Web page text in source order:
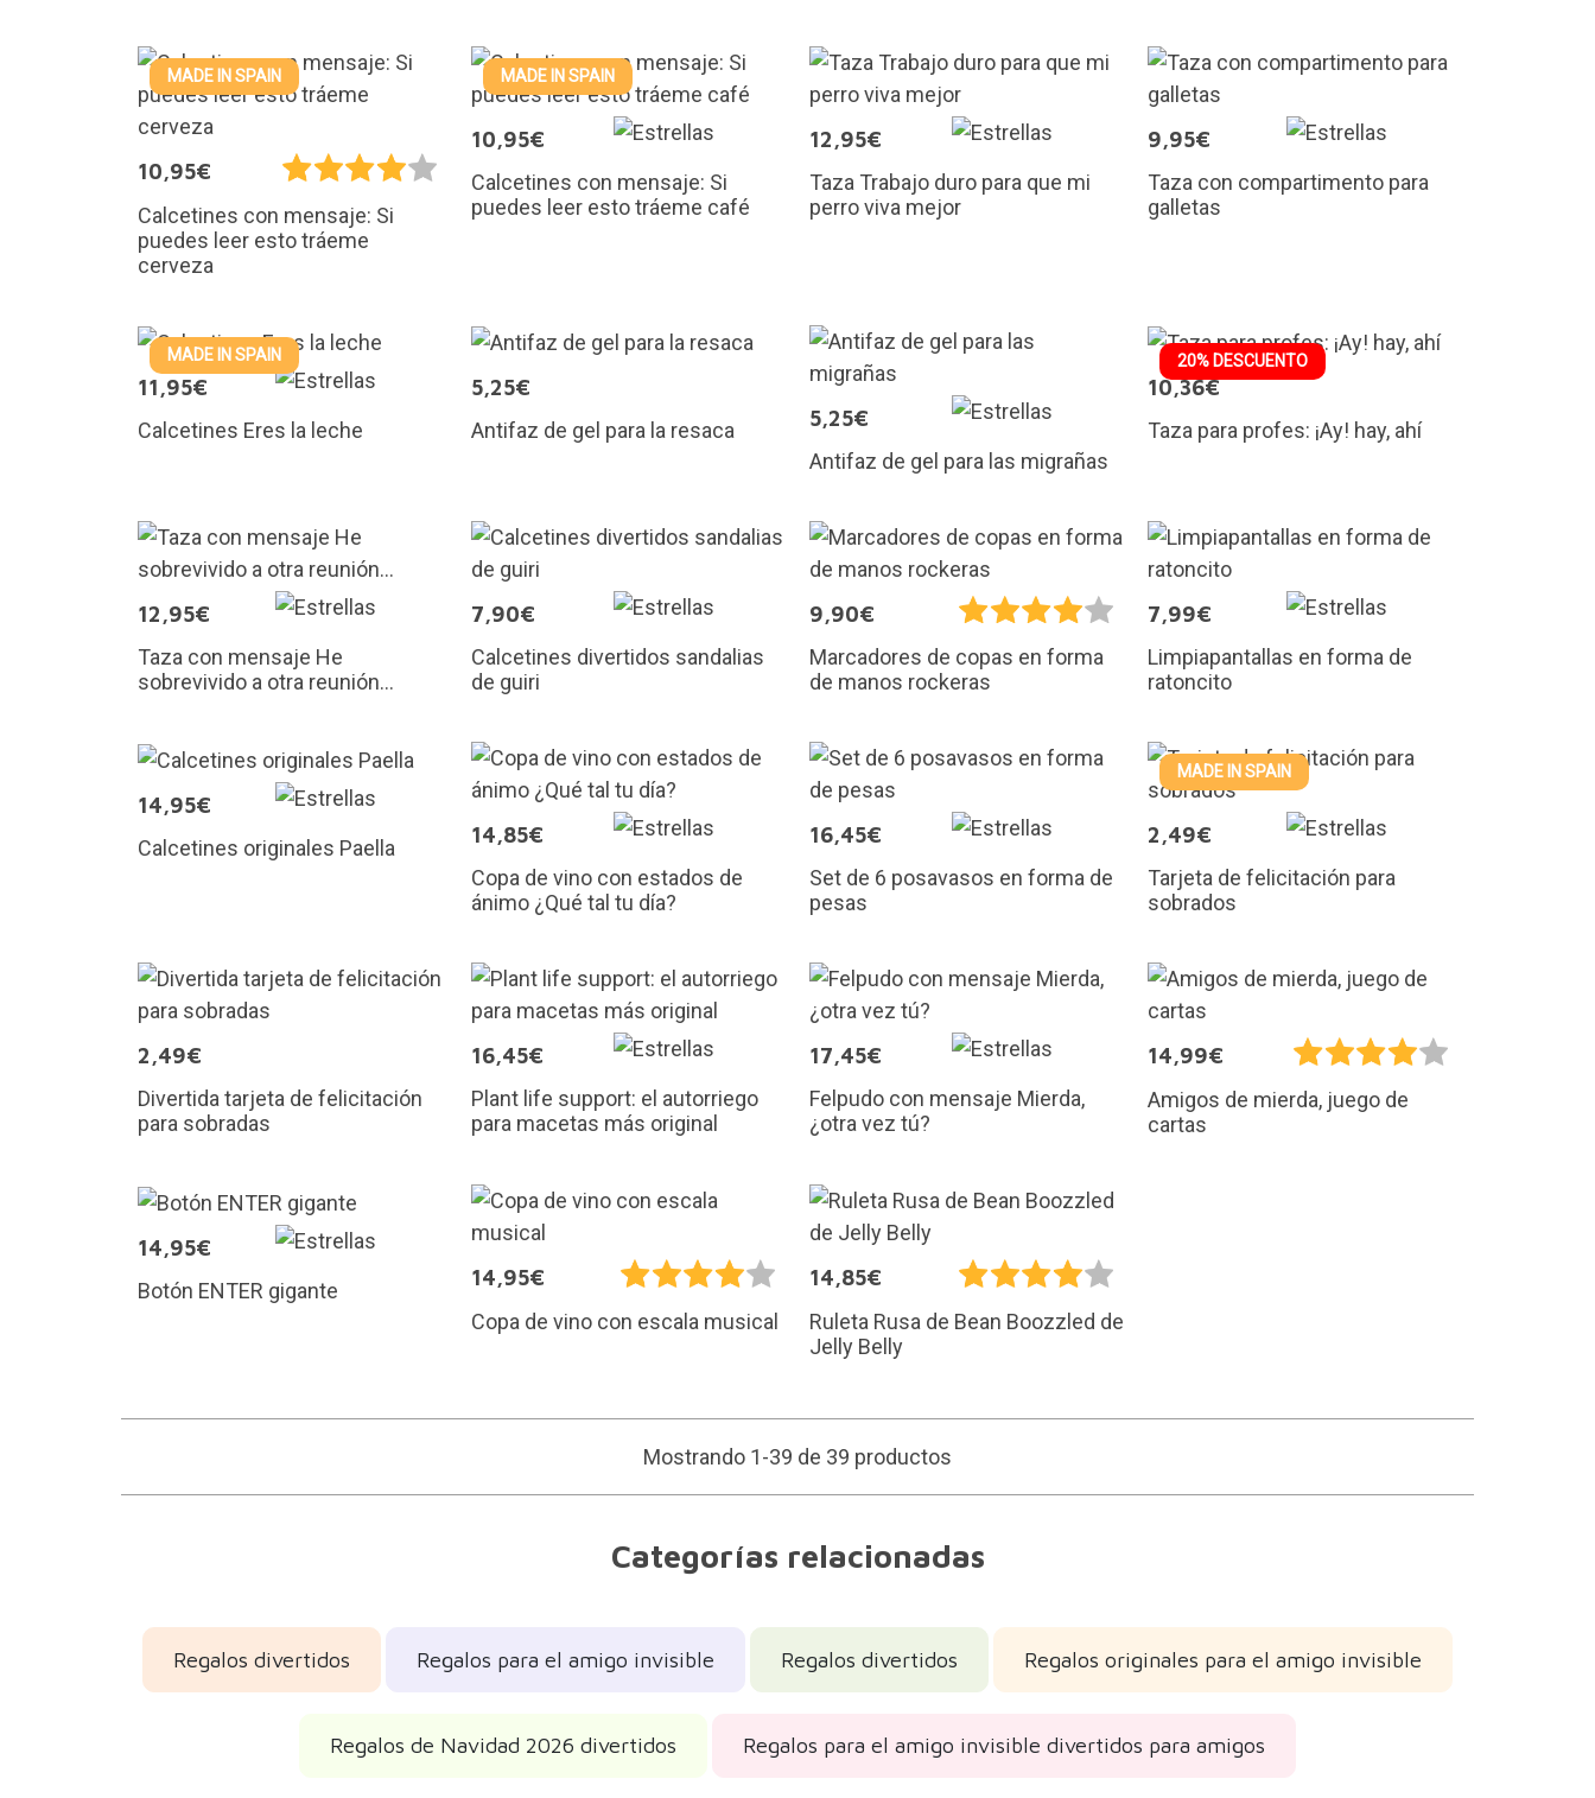
MADE IN SPAIN
10,95€
Calcetines con mensaje: Si
puedes leer esto tráeme
cerveza
MADE IN SPAIN
10,95€
Calcetines con mensaje: Si
puedes leer esto tráeme café
12,95€
Taza Trabajo duro para que mi
perro viva mejor
9,95€
Taza con compartimento para
galletas
MADE IN SPAIN
11,95€
Calcetines Eres la leche
5,25€
Antifaz de gel para la resaca
5,25€
Antifaz de gel para las migrañas
20% DESCUENTO
10,36€
Taza para profes: ¡Ay! hay, ahí
12,95€
Taza con mensaje He
sobrevivido a otra reunión...
7,90€
Calcetines divertidos sandalias
de guiri
9,90€
Marcadores de copas en forma
de manos rockeras
7,99€
Limpiapantallas en forma de
ratoncito
14,95€
Calcetines originales Paella
14,85€
Copa de vino con estados de
ánimo ¿Qué tal tu día?
16,45€
Set de 6 posavasos en forma de
pesas
MADE IN SPAIN
2,49€
Tarjeta de felicitación para
sobrados
2,49€
Divertida tarjeta de felicitación
para sobradas
16,45€
Plant life support: el autorriego
para macetas más original
17,45€
Felpudo con mensaje Mierda,
¿otra vez tú?
14,99€
Amigos de mierda, juego de
cartas
14,95€
Botón ENTER gigante
14,95€
Copa de vino con escala musical
14,85€
Ruleta Rusa de Bean Boozzled de
Jelly Belly
Mostrando 1-39 de 39 productos
Categorías relacionadas
Regalos divertidos Regalos para el amigo invisible Regalos divertidos Regalos originales para el amigo invisible
Regalos de Navidad 2026 divertidos Regalos para el amigo invisible divertidos para amigos